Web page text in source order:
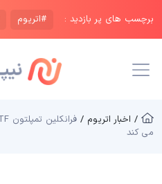
برچسب های پر بازدید : #اتریوم
/ اخبار اتریوم /
می کند